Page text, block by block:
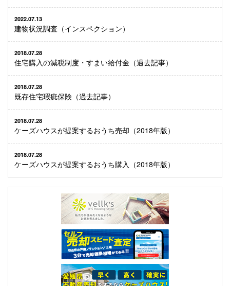
2022.07.13
建物状況調査（インスペクション）
2018.07.28
住宅購入の減税制度・すまい給付金（過去記事）
2018.07.28
既存住宅瑕疵保険（過去記事）
2018.07.28
ケーズハウスが提案するおうち売却（2018年版）
2018.07.28
ケーズハウスが提案するおうち購入（2018年版）